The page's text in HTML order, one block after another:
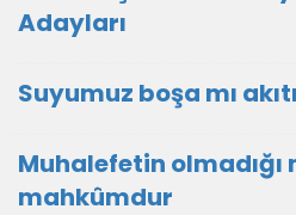
Adayları
Suyumuz boşa mı
Muhalefetin
mahkûmdur